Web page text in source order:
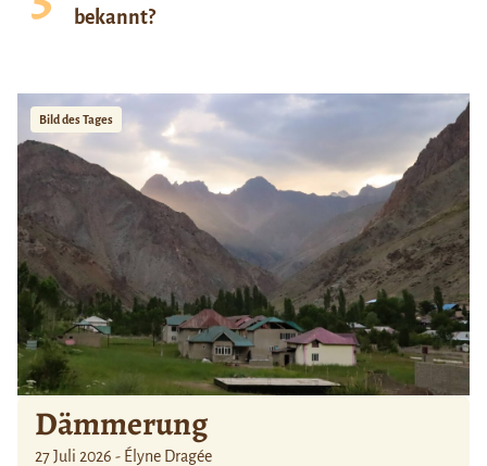
bekannt?
Bild des Tages
Dämmerung
27 Juli 2026 - Élyne Dragée